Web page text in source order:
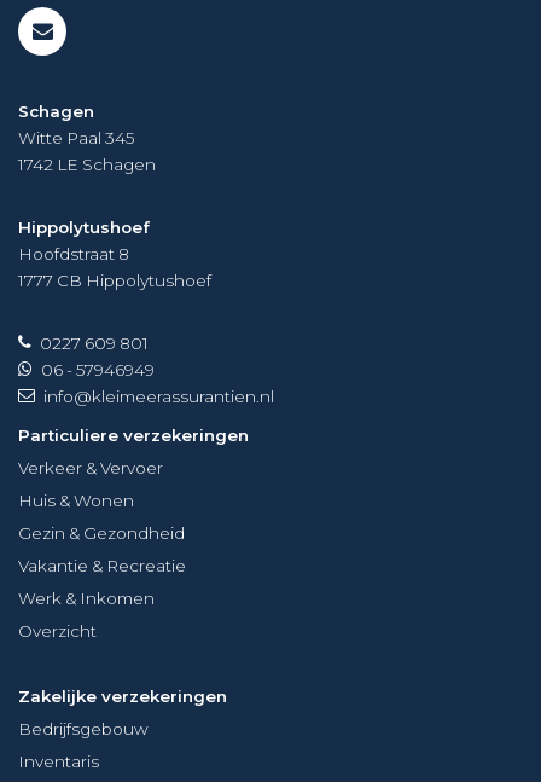
Schagen
Witte Paal 345
1742 LE Schagen
Hippolytushoef
Hoofdstraat 8
1777 CB Hippolytushoef
0227 609 801
06 - 57946949
info@kleimeerassurantien.nl
Particuliere verzekeringen
Verkeer & Vervoer
Huis & Wonen
Gezin & Gezondheid
Vakantie & Recreatie
Werk & Inkomen
Overzicht
Zakelijke verzekeringen
Bedrijfsgebouw
Inventaris